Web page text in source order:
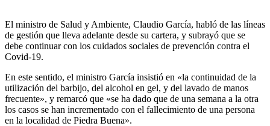
El ministro de Salud y Ambiente, Claudio García, habló de las líneas
de gestión que lleva adelante desde su cartera, y subrayó que se
debe continuar con los cuidados sociales de prevención contra el
Covid-19.
En este sentido, el ministro García insistió en «la continuidad de la
utilización del barbijo, del alcohol en gel, y del lavado de manos
frecuente», y remarcó que «se ha dado que de una semana a la otra
los casos se han incrementado con el fallecimiento de una persona
en la localidad de Piedra Buena».